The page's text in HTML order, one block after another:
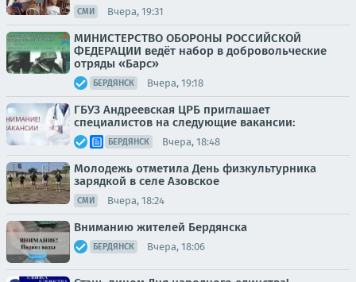
СМИ Вчера, 19:31
МИНИСТЕРСТВО ОБОРОНЫ РОССИЙСКОЙ
ФЕДЕРАЦИИ ведёт набор в добровольческие
отряды «Барс»
БЕРДЯНСК Вчера, 19:18
ГБУЗ Андреевская ЦРБ приглашает
специалистов на следующие вакансии:
БЕРДЯНСК Вчера, 18:48
Молодежь отметила День физкультурника
зарядкой в селе Азовское
СМИ Вчера, 18:24
Вниманию жителей Бердянска
БЕРДЯНСК Вчера, 18:06